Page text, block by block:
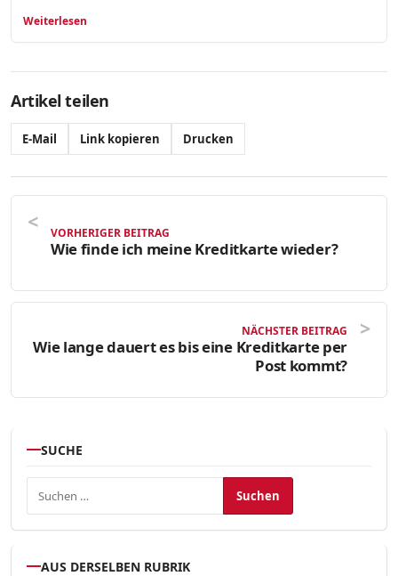
Weiterlesen
Artikel teilen
E-Mail Link kopieren Drucken
VORHERIGER BEITRAG
Wie finde ich meine Kreditkarte wieder?
NÄCHSTER BEITRAG
Wie lange dauert es bis eine Kreditkarte per
Post kommt?
SUCHE
AUS DERSELBEN RUBRIK